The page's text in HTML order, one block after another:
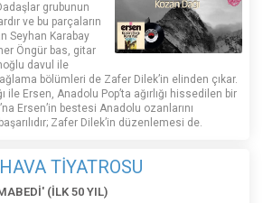
grubunun
ve bu parçaların
Seyhan Karabay
Öngür bas, gitar
davul ile
bölümleri de Zafer Dilek’in elinden çıkar.
ile Ersen, Anadolu Pop’ta ağırlığı hissedilen bir
Ersen’in bestesi Anadolu ozanlarını
Zafer Dilek’in düzenlemesi de.
TİYATROSU
(İLK 50 YIL)